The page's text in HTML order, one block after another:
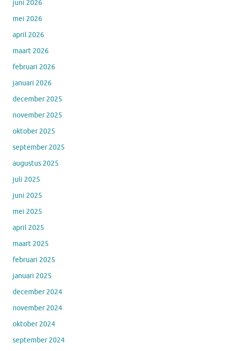
juni 2026
mei 2026
april 2026
maart 2026
februari 2026
januari 2026
december 2025
november 2025
oktober 2025
september 2025
augustus 2025
juli 2025
juni 2025
mei 2025
april 2025
maart 2025
februari 2025
januari 2025
december 2024
november 2024
oktober 2024
september 2024